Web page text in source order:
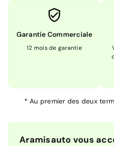
Garantie Commerciale
12 mois de garantie
*Au premier des deux
Aramisauto vous